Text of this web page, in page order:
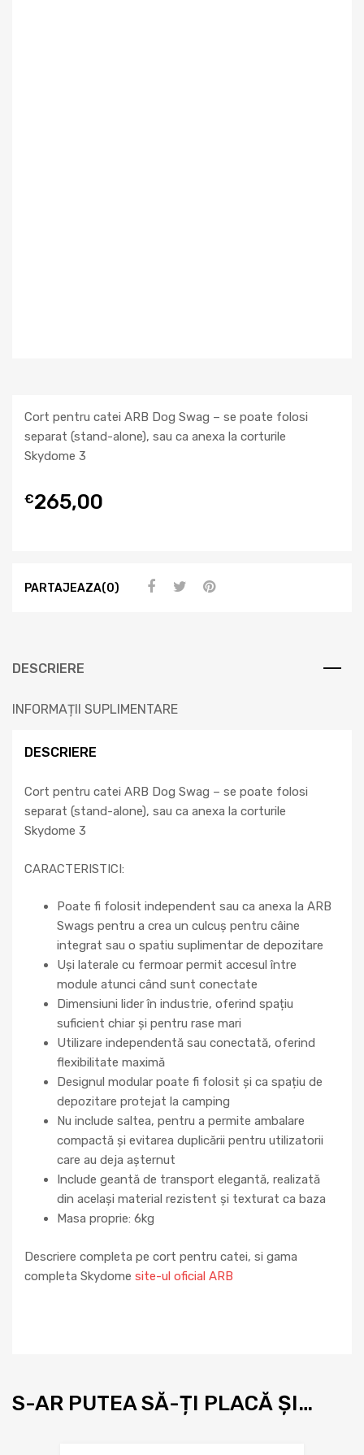
Cort pentru catei ARB Dog Swag – se poate folosi
separat (stand-alone), sau ca anexa la corturile
Skydome 3
€265,00
PARTAJEAZA(0)
DESCRIERE
INFORMAȚII SUPLIMENTARE
DESCRIERE
Cort pentru catei ARB Dog Swag – se poate folosi
separat (stand-alone), sau ca anexa la corturile
Skydome 3
CARACTERISTICI:
Poate fi folosit independent sau ca anexa la ARB
Swags pentru a crea un culcuș pentru câine
integrat sau o spatiu suplimentar de depozitare
Uși laterale cu fermoar permit accesul între
module atunci când sunt conectate
Dimensiuni lider în industrie, oferind spațiu
suficient chiar și pentru rase mari
Utilizare independentă sau conectată, oferind
flexibilitate maximă
Designul modular poate fi folosit și ca spațiu de
depozitare protejat la camping
Nu include saltea, pentru a permite ambalare
compactă și evitarea duplicării pentru utilizatorii
care au deja așternut
Include geantă de transport elegantă, realizată
din același material rezistent și texturat ca baza
Masa proprie: 6kg
Descriere completa pe cort pentru catei, si gama
completa Skydome site-ul oficial ARB
S-AR PUTEA SĂ-ȚI PLACĂ ȘI…